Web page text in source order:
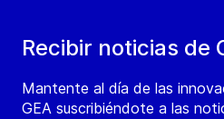
Recibir noticias de
Mantente al día de las
GEA suscribiéndote a las